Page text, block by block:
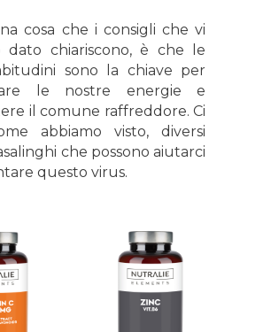
cosa che i consigli che vi
dato chiariscono, è che le
sono la chiave per
le nostre energie e
il comune raffreddore. Ci
abbiamo visto, diversi
che possono aiutarci
questo virus.